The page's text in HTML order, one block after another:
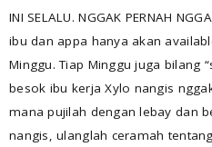
INI SELALU. NGGAK PERNAH
ibu dan appa hanya akan
Minggu. Tiap Minggu juga bilang
besok ibu kerja Xylo nangis
mana pujilah dengan lebay dan
nangis, ulanglah ceramah